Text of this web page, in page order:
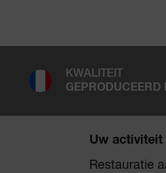
KWALITEIT
Uw activiteit
Restauratie